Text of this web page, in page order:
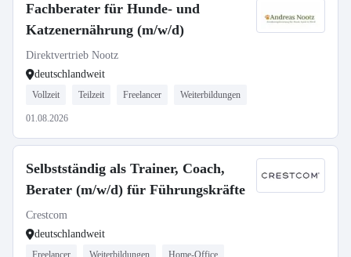
Fachberater für Hunde- und
Katzenernährung (m/w/d)
Direktvertrieb Nootz
deutschlandweit
Vollzeit Teilzeit Freelancer Weiterbildungen
01.08.2026
Selbstständig als Trainer, Coach,
Berater (m/w/d) für Führungskräfte
Crestcom
deutschlandweit
Freelancer Weiterbildungen Home-Office